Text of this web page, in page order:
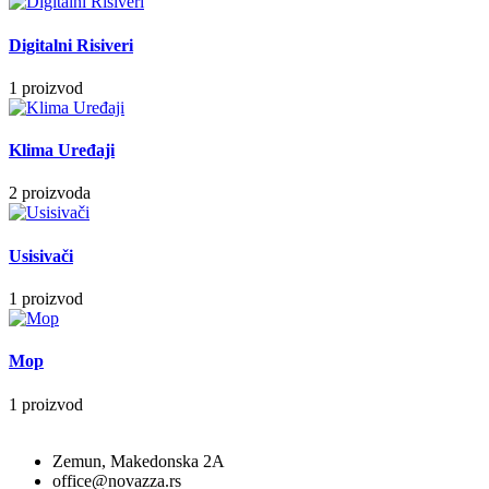
Digitalni Risiveri
1 proizvod
Klima Uređaji
2 proizvoda
Usisivači
1 proizvod
Mop
1 proizvod
Zemun, Makedonska 2A
office@novazza.rs